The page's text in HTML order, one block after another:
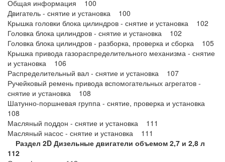
Общая информация 100
Двигатель - снятие и установка 100
Крышка головки блока цилиндров - снятие и установка 102
Головка блока цилиндров - снятие и установка 102
Головка блока цилиндров - разборка, проверка и сборка 105
Крышка привода газораспределительного механизма - снятие
и установка 106
Распределительный вал - снятие и установка 107
Ручейковый ремень привода вспомогательных агрегатов -
снятие и установка 108
Шатунно-поршневая группа - снятие, проверка и установка
108
Масляный поддон - снятие и установка 111
Масляный насос - снятие и установка 111
Раздел 2D Дизельные двигатели объемом 2,7 и 2,8 л
112